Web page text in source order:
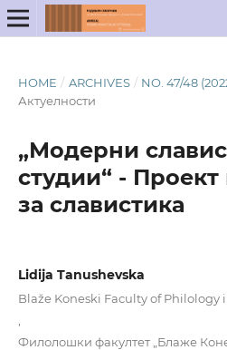
HOME / ARCHIVES / NO. 47/48
Актуелности
„Модерни
студии“ - Проект
за славистика
Lidija Tanushevska
Blaže Koneski Faculty of Philology
Филолошки факултет „Блаже